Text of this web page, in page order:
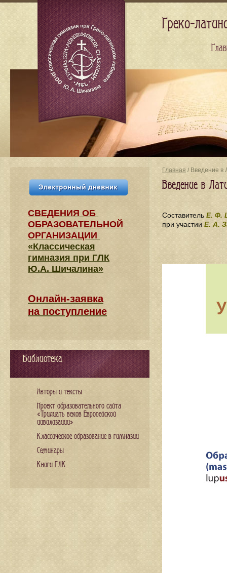
Главная / Введение в
Введение в
Составитель Е. Ф.
при участии Е. А.
СВЕДЕНИЯ​ ОБ
ОБРАЗОВАТЕЛЬНОЙ
ОРГАНИЗАЦИИ
«Классическая
гимназия при ГЛК
Ю.А. Шичалина»
Онлайн-заявка
на поступление
Библиотека
Авторы и тексты
Проект образовательного сайта
«Тридцать веков Европейской
цивилизации»
Классическое образование в гимназии
Семинары
Книги ГЛК
Греко-